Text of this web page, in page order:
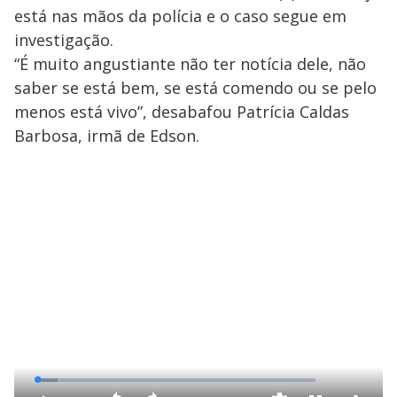
está nas mãos da polícia e o caso segue em
investigação.
“É muito angustiante não ter notícia dele, não
saber se está bem, se está comendo ou se pelo
menos está vivo”, desabafou Patrícia Caldas
Barbosa, irmã de Edson.
L
o